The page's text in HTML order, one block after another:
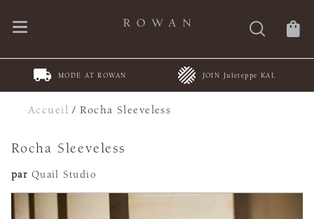
MODE AT ROWAN JOIN Juleteppe KAL
Accueil /Rocha Sleeveless
Rocha Sleeveless
par Quail Studio